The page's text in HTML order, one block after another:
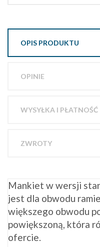
OPIS PRODUKTU
OPINIE
WYSYŁKA I PŁATNOŚĆ
ZWROTY
Mankiet w wersji
jest dla obwodu
większego obwodu
powiększoną, która
ofercie.